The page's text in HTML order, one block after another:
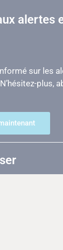
alertes
sur les
plus,